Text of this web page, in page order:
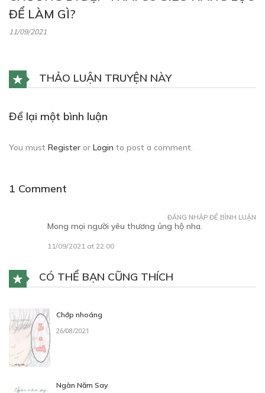
ĐỂ LÀM GÌ?
11/09/2021
THẢO LUẬN TRUYỆN NÀY
Để lại một bình luận
You must Register or Login to post a comment.
1 Comment
Mong mọi người yêu thương ủng hộ nha.
11/09/2021 at 22:00
ĐĂNG NHẬP ĐỂ BÌNH LUẬN
CÓ THỂ BẠN CŨNG THÍCH
Chớp nhoáng
26/08/2021
Ngàn Năm Say